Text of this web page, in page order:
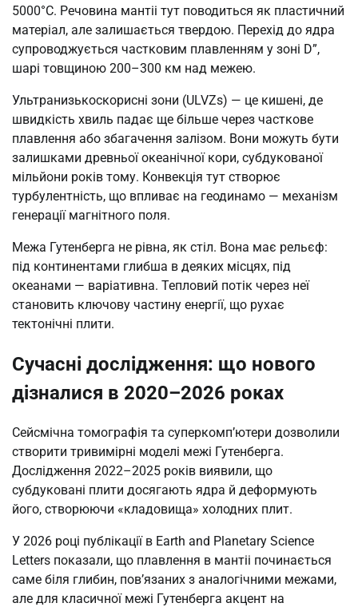
5000°C. Речовина мантіі тут поводиться як пластичний
матеріал, але залишається твердою. Перехід до ядра
супроводжується частковим плавленням у зоні D”,
шарі товщиною 200–300 км над межею.
Ультранизькоскорисні зони (ULVZs) — це кишені, де
швидкість хвиль падає ще більше через часткове
плавлення або збагачення залізом. Вони можуть бути
залишками древньої океанічної кори, субдукованої
мільйони років тому. Конвекція тут створює
турбулентність, що впливає на геодинамо — механізм
генерації магнітного поля.
Межа Гутенберга не рівна, як стіл. Вона має рельєф:
під континентами глибша в деяких місцях, під
океанами — варіативна. Тепловий потік через неї
становить ключову частину енергії, що рухає
тектонічні плити.
Сучасні дослідження: що нового
дізналися в 2020–2026 роках
Сейсмічна томографія та суперкомп’ютери дозволили
створити тривимірні моделі межі Гутенберга.
Дослідження 2022–2025 років виявили, що
субдуковані плити досягають ядра й деформують
його, створюючи «кладовища» холодних плит.
У 2026 році публікації в Earth and Planetary Science
Letters показали, що плавлення в мантіі починається
саме біля глибин, пов’язаних з аналогічними межами,
але для класичної межі Гутенберга акцент на